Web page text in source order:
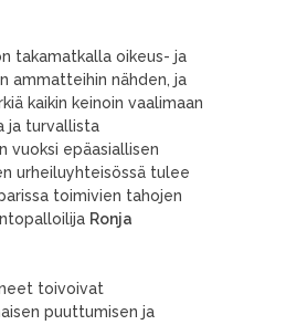
takamatkalla oikeus- ja
ammatteihin nähden, ja
kaikin keinoin vaalimaan
ja turvallista
vuoksi epäasiallisen
urheiluyhteisössä tulee
toimivien tahojen
Ronja
toivoivat
puuttumisen ja